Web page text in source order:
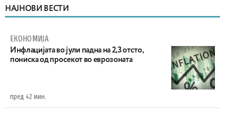
НАЈНОВИ ВЕСТИ
ЕКОНОМИЈА
Инфлацијата во јули падна на 2,3 отсто,
пониска од просекот во еврозоната
пред 42 мин.